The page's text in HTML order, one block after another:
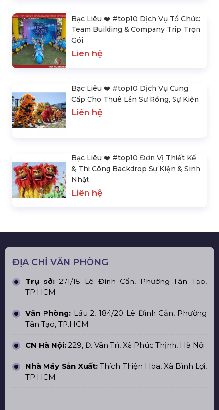
Bạc Liêu ❤️️ #top10 Dịch Vụ Tổ Chức:
Team Building & Company Trip Trọn
Gói
Liên hệ
Bạc Liêu ❤️️ #top10 Dịch Vụ Cung
Cấp Cho Thuê Lân Sư Rồng, Sự Kiện
Liên hệ
Bạc Liêu ❤️️ #top10 Đơn Vị Thiết Kế
& Thi Công Backdrop Sự Kiện & Sinh
Nhật
Liên hệ
ĐỊA CHỈ VĂN PHÒNG
Trụ sở:271/15 Lê Đình Cẩn, Phường Tân Tạo,
TP.HCM
Văn Phòng:Lầu 2, 184/20 Lê Đình Cẩn, Phường
Tân Tạo, TP.HCM
CN Hà Nội: 229, Đ. Vân Trì, Xã Phúc Thịnh, Hà Nội
Nhà Máy Sản Xuất: Thích Thiện Hòa, Xã Bình Lợi,
TP.HCM